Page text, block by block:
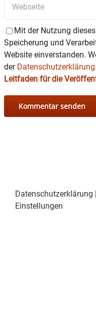
praktischen Erfahrung
Mit der Nutzung
Speicherung und
Website einverstanden.
der Datenschutzerklärung.
Leitfaden für die
Datenschutzerklärung |
Einstellungen